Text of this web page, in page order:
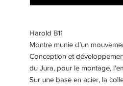
Harold B11
Montre munie d’un
Conception et
du Jura, pour le montage,
Sur une base en acier, la